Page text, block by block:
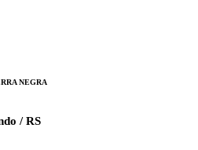
NEGRA
/ RS